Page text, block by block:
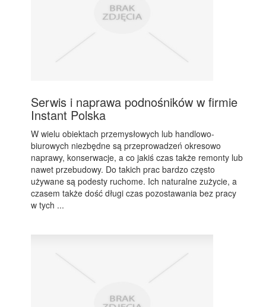
Serwis i naprawa podnośników w firmie
Instant Polska
W wielu obiektach przemysłowych lub handlowo-
biurowych niezbędne są przeprowadzeń okresowo
naprawy, konserwacje, a co jakiś czas także remonty lub
nawet przebudowy. Do takich prac bardzo często
używane są podesty ruchome. Ich naturalne zużycie, a
czasem także dość długi czas pozostawania bez pracy
w tych ...